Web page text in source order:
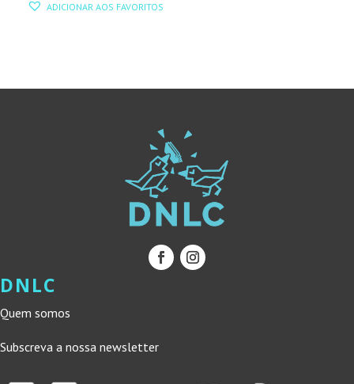
ADICIONAR AOS FAVORITOS
DNLC
Quem somos
Subscreva a nossa newsletter